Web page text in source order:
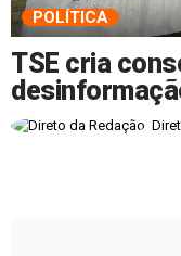
POLÍTICA
TSE cria